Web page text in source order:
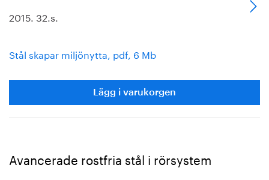
2015. 32.s.
Stål skapar miljönytta, pdf, 6 Mb
Lägg i varukorgen
Avancerade rostfria stål i rörsystem